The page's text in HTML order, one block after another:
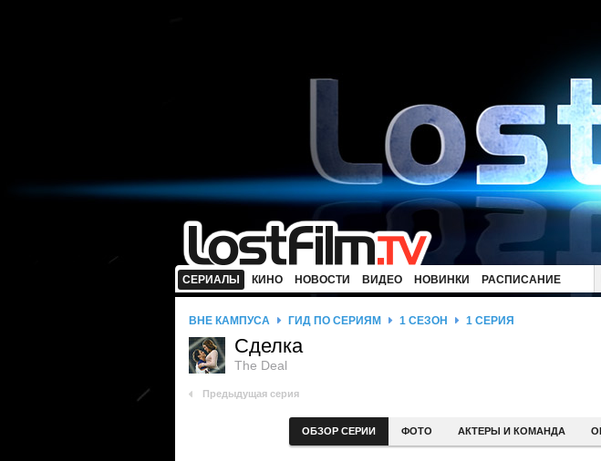
СЕРИАЛЫ КИНО НОВОСТИ ВИДЕО НОВИНКИ РАСПИСАНИЕ
ВНЕ КАМПУСА ГИД ПО СЕРИЯМ 1 СЕЗОН 1 СЕРИЯ
Сделка
The Deal
Предыдущая серия
ОБЗОР СЕРИИ ФОТО АКТЕРЫ И КОМАНДА